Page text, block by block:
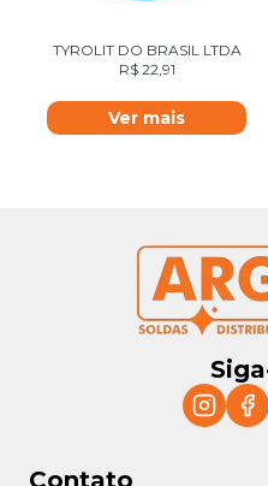
TYROLIT DO BRASIL LTDA
R$22,91
Ver mais
Contato